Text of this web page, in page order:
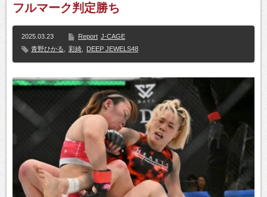
フルマーク判定勝ち
2025.03.23 Report J-CAGE
青野ひかる
彩綺 DEEP JEWELS48